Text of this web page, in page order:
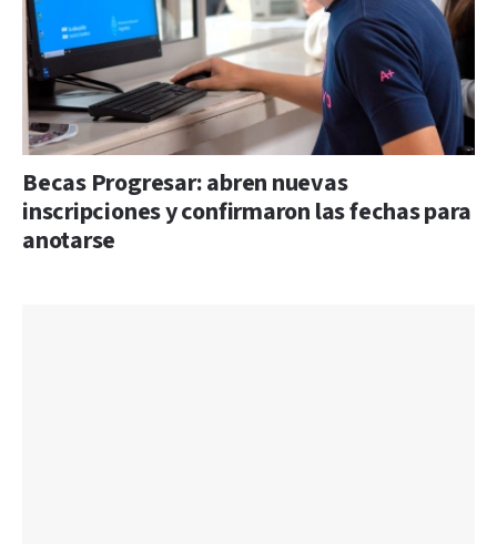
Becas Progresar: abren nuevas
inscripciones y confirmaron las fechas para
anotarse